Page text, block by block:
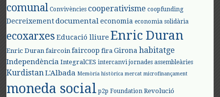
comunal Convivències cooperativisme coopfunding
Decreixement documental economia economia solidària
ecoxarxes Educació lliure Enric Duran
Enric Duran faircoin faircoop fira Girona habitatge
Independència IntegralCES intercanvi jornades assembleàries
KurdistanL'Albada Memòria històrica mercat microfinançament
moneda social p2p Foundation Revolució